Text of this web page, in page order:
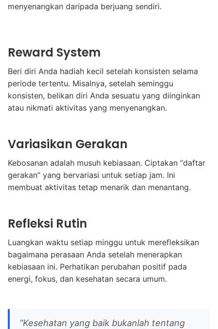
menyenangkan daripada berjuang sendiri.
Reward System
Beri diri Anda hadiah kecil setelah konsisten selama
periode tertentu. Misalnya, setelah seminggu
konsisten, belikan diri Anda sesuatu yang diinginkan
atau nikmati aktivitas yang menyenangkan.
Variasikan Gerakan
Kebosanan adalah musuh kebiasaan. Ciptakan “daftar
gerakan” yang bervariasi untuk setiap jam. Ini
membuat aktivitas tetap menarik dan menantang.
Refleksi Rutin
Luangkan waktu setiap minggu untuk merefleksikan
bagaimana perasaan Anda setelah menerapkan
kebiasaan ini. Perhatikan perubahan positif pada
energi, fokus, dan kesehatan secara umum.
“Kesehatan yang baik bukanlah tentang